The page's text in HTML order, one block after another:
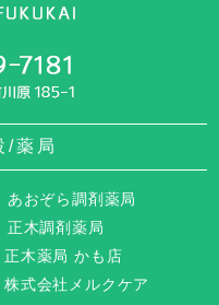
/薬局
あおぞら調剤薬局
正木調剤薬局
正木薬局 かも店
株式会社メルクケア